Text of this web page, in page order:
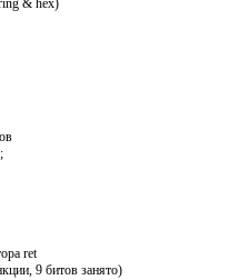
& hex)
;
ret
9 битов занято)